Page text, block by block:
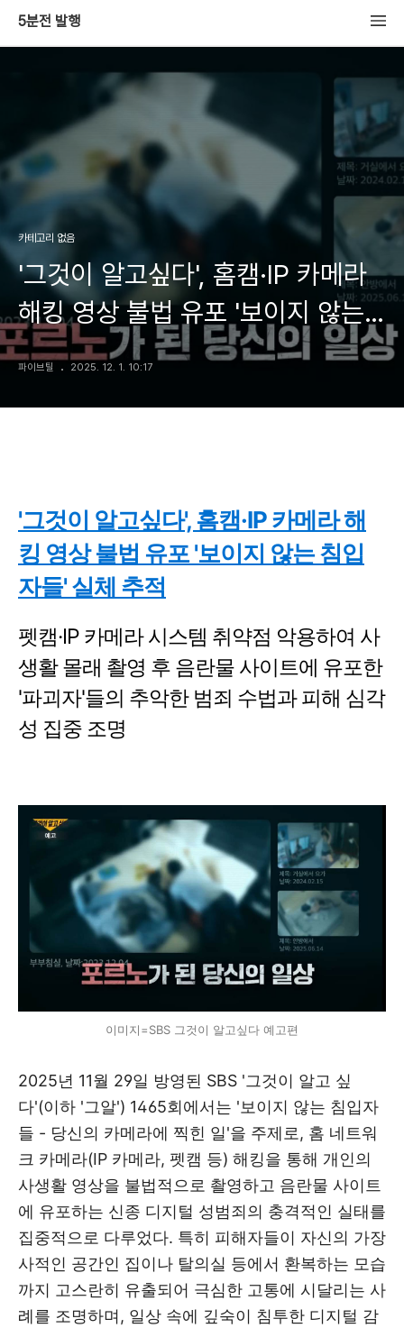
5분전 발행
카테고리 없음
'그것이 알고싶다', 홈캠·IP 카메라
해킹 영상 불법 유포 '보이지 않는
침입자들' 실체 추적
파이브틸 2025. 12. 1. 10:17
'그것이 알고싶다', 홈캠·IP 카메라 해
킹 영상 불법 유포 '보이지 않는 침입
자들' 실체 추적
펫캠·IP 카메라 시스템 취약점 악용하여 사
생활 몰래 촬영 후 음란물 사이트에 유포한
'파괴자'들의 추악한 범죄 수법과 피해 심각
성 집중 조명
이미지=SBS 그것이 알고싶다 예고편
2025년 11월 29일 방영된 SBS '그것이 알고 싶
다'(이하 '그알') 1465회에서는 '보이지 않는 침입자
들 - 당신의 카메라에 찍힌 일'을 주제로, 홈 네트워
크 카메라(IP 카메라, 펫캠 등) 해킹을 통해 개인의
사생활 영상을 불법적으로 촬영하고 음란물 사이트
에 유포하는 신종 디지털 성범죄의 충격적인 실태를
집중적으로 다루었다. 특히 피해자들이 자신의 가장
사적인 공간인 집이나 탈의실 등에서 환복하는 모습
까지 고스란히 유출되어 극심한 고통에 시달리는 사
례를 조명하며, 일상 속에 깊숙이 침투한 디지털 감